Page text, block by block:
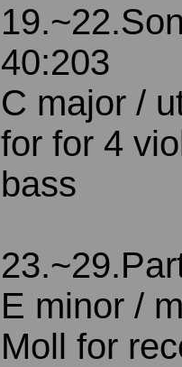
40:203
C major /
for for 4
bass
E minor /
Moll for